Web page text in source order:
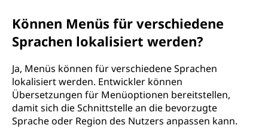
Können Menüs für verschiedene
Sprachen lokalisiert werden?
Ja, Menüs können für verschiedene Sprachen
lokalisiert werden. Entwickler können
Übersetzungen für Menüoptionen bereitstellen,
damit sich die Schnittstelle an die bevorzugte
Sprache oder Region des Nutzers anpassen kann.